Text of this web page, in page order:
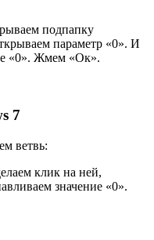
подпапку
параметр «0». И
«0». Жмем «Ок».
7
ветвь:
клик на ней,
значение «0».